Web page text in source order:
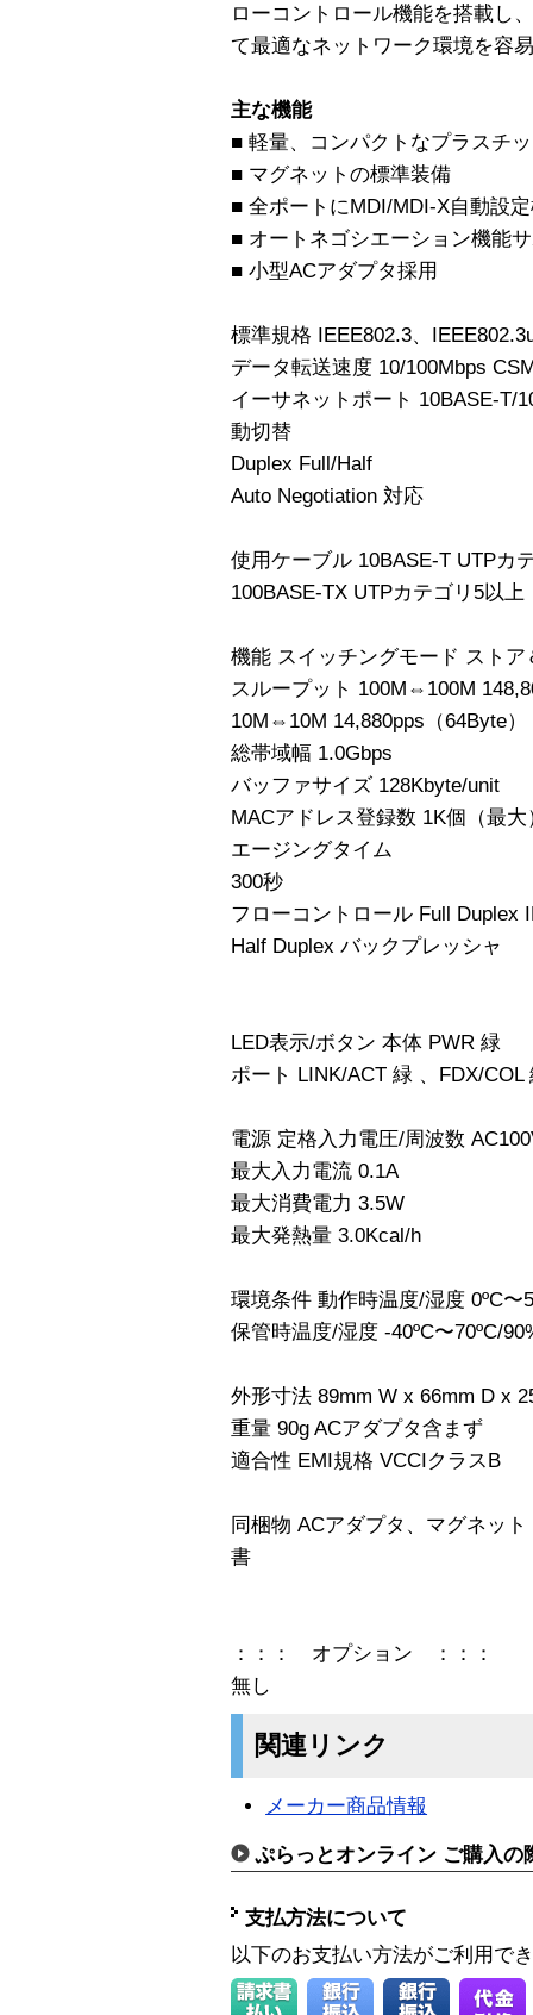
ローコントロール機能を搭載し
て最適なネットワーク環境を容
主な機能
■ 軽量、コンパクトなプラスチ
■ マグネットの標準装備
■ 全ポートにMDI/MDI-X自動設
■ オートネゴシエーション機能
■ 小型ACアダプタ採用
標準規格 IEEE802.3、
データ転送速度 10/100Mbps
イーサネットポート 10BASE-T/
動切替
Duplex Full/Half
Auto Negotiation 対応
使用ケーブル 10BASE-T UTPカ
100BASE-TX UTPカテゴリ5以上
機能 スイッチングモード スト
スループット 100M⇔100M
10M⇔10M 14,880pps（64Byte）
総帯域幅 1.0Gbps
バッファサイズ 128Kbyte/unit
MACアドレス登録数 1K個（最大
エージングタイム
300秒
フローコントロール Full Duplex
Half Duplex バックプレッシャ
LED表示/ボタン 本体 PWR 緑
ポート LINK/ACT 緑 、FDX/COL
電源 定格入力電圧/周波数
最大入力電流 0.1A
最大消費電力 3.5W
最大発熱量 3.0Kcal/h
環境条件 動作時温度/湿度 0ºC
保管時温度/湿度 -40ºC〜70ºC/
外形寸法 89mm W x 66mm D x
重量 90g ACアダプタ含まず
適合性 EMI規格 VCCIクラスB
同梱物 ACアダプタ、マグネッ
書
：：： オプション ：：：
無し
関連リンク
メーカー商品情報
ぷらっとオンライン ご購入の
支払方法について
以下のお支払い方法がご利用で